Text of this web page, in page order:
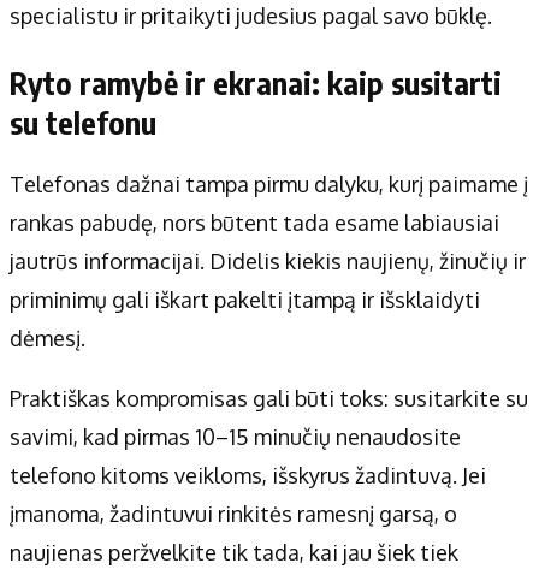
specialistu ir pritaikyti judesius pagal savo būklę.
Ryto ramybė ir ekranai: kaip susitarti
su telefonu
Telefonas dažnai tampa pirmu dalyku, kurį paimame į
rankas pabudę, nors būtent tada esame labiausiai
jautrūs informacijai. Didelis kiekis naujienų, žinučių ir
priminimų gali iškart pakelti įtampą ir išsklaidyti
dėmesį.
Praktiškas kompromisas gali būti toks: susitarkite su
savimi, kad pirmas 10–15 minučių nenaudosite
telefono kitoms veikloms, išskyrus žadintuvą. Jei
įmanoma, žadintuvui rinkitės ramesnį garsą, o
naujienas peržvelkite tik tada, kai jau šiek tiek